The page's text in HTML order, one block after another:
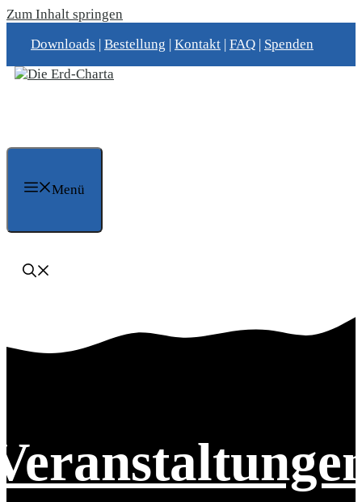
Zum Inhalt springen
Downloads | Bestellung | Kontakt | FAQ | Spenden
Menü